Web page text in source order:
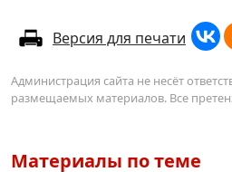
Версия для печати
Администрация сайта не несёт
размещаемых материалов. Все
Материалы по теме